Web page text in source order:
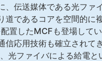
伝送媒体である光ファ
道であるコアを空間的に
置したMCFも登場して
応用技術も確立されて
光ファイバによる給電